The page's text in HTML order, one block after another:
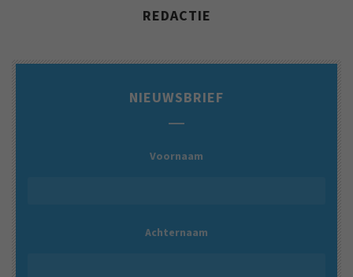
REDACTIE
NIEUWSBRIEF
Voornaam
Achternaam